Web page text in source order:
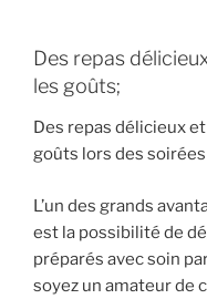
Des repas
les goûts;
Des repas délicieux
goûts lors des
L’un des grands
est la possibilité de
préparés avec soin
soyez un amateur de